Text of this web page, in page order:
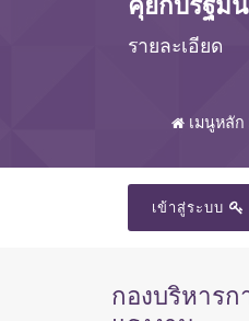
คุยกับรัฐม
รายละเอียด
เมนูหลัก
เข้าสู่ระบบ
กองบริหาร